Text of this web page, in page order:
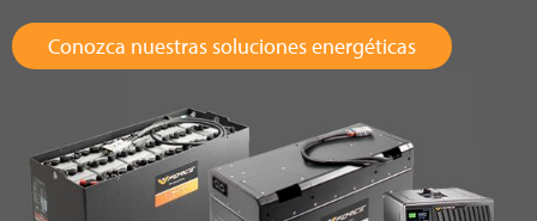
Conozca nuestras soluciones energéticas